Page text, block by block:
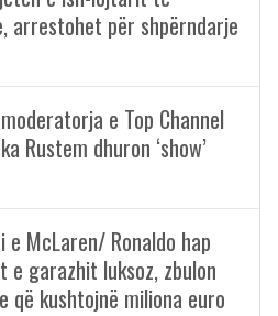
arrestohet për shpërndarje
e Top Channel
Rustem dhuron ‘show’
McLaren/ Ronaldo hap
garazhit luksoz, zbulon
që kushtojnë miliona euro